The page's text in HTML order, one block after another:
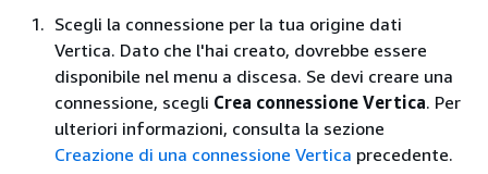
Scegli la connessione per la tua origine dati
Vertica. Dato che l'hai creato, dovrebbe essere
disponibile nel menu a discesa. Se devi creare una
connessione, scegli Crea connessione Vertica. Per
ulteriori informazioni, consulta la sezione
Creazione di una connessione Vertica precedente.